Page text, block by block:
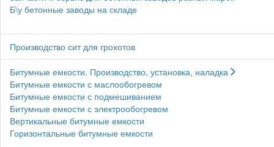
Б\у бетонные заводы на складе
Производство сит для грохотов
Битумные емкости. Производство, установка, наладка
Битумные емкости с маслообогревом
Битумные емкости с подмешиванием
Битумные емкости с электрообогревом
Вертикальные битумные емкости
Горизонтальные битумные емкости